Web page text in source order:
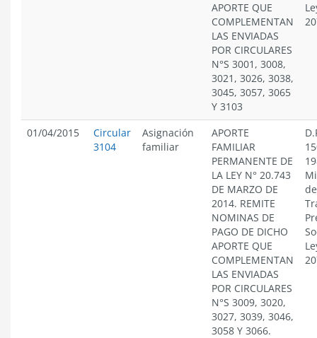
APORTE QUE
COMPLEMENTAN
LAS ENVIADAS
POR CIRCULARES
N°S 3001, 3008,
3021, 3026, 3038,
3045, 3057, 3065
Y 3103
01/04/2015
Circular
3104
Asignación
familiar
APORTE
FAMILIAR
PERMANENTE DE
LA LEY N° 20.743
DE MARZO DE
2014. REMITE
NOMINAS DE
PAGO DE DICHO
APORTE QUE
COMPLEMENTAN
LAS ENVIADAS
POR CIRCULARES
N°S 3009, 3020,
3027, 3039, 3046,
3058 Y 3066.